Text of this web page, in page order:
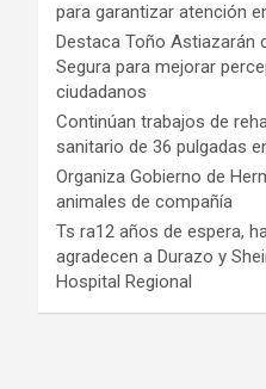
para garantizar atención
Destaca Toño Astiazarán
Segura para mejorar
ciudadanos
Continúan trabajos de
sanitario de 36 pulgadas
Organiza Gobierno de
animales de compañía
Ts ra12 años de espera,
agradecen a Durazo y
Hospital Regional